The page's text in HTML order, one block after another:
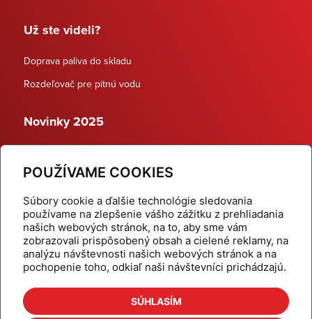
POUŽÍVAME COOKIES
Súbory cookie a ďalšie technológie sledovania
používame na zlepšenie vášho zážitku z prehliadania
našich webových stránok, na to, aby sme vám
zobrazovali prispôsobený obsah a cielené reklamy, na
analýzu návštevnosti našich webových stránok a na
pochopenie toho, odkiaľ naši návštevníci prichádzajú.
SÚHLASÍM
Už ste videli?
Doprava paliva do skladu
Rozdeľovač pre pitnú vodu
Novinky 2025
Dynamické termostatické ventily
Domov
Produkty
Aktuality
Odber šikovné tipy
Kalkulačky
Cenníky
Na stiahnutie
Referencie